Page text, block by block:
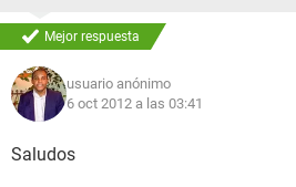
Mejor respuesta
usuario anónimo
6 oct 2012 a las 03:41
Saludos